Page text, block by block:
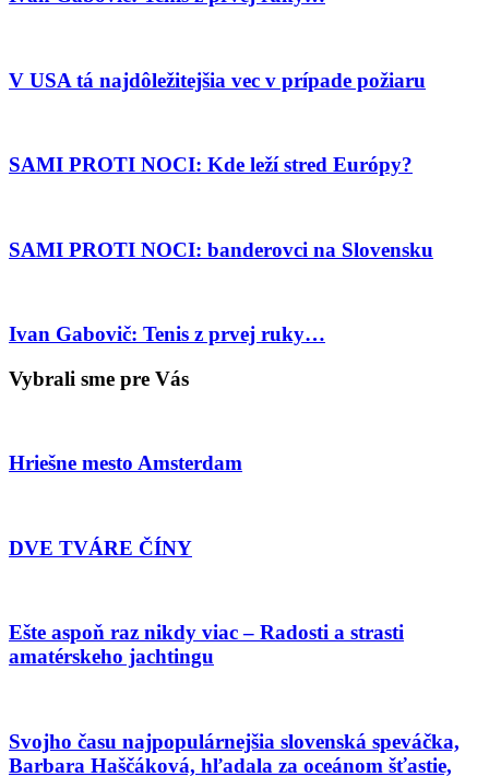
V USA tá najdôležitejšia vec v prípade požiaru
SAMI PROTI NOCI: Kde leží stred Európy?
SAMI PROTI NOCI: banderovci na Slovensku
Ivan Gabovič: Tenis z prvej ruky…
Vybrali sme pre Vás
Hriešne mesto Amsterdam
DVE TVÁRE ČÍNY
Ešte aspoň raz nikdy viac – Radosti a strasti
amatérskeho jachtingu
Svojho času najpopulárnejšia slovenská speváčka,
Barbara Haščáková, hľadala za oceánom šťastie,